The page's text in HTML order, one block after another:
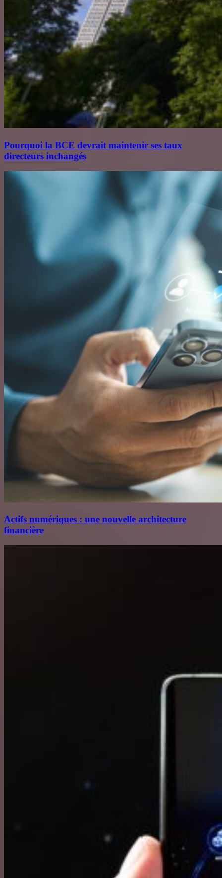
Pourquoi la BCE devrait maintenir ses taux
directeurs inchangés
Actifs numériques : une nouvelle architecture
financière